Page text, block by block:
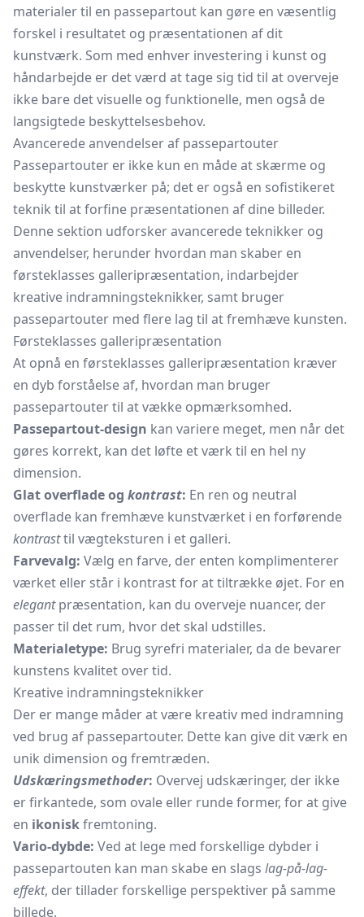
materialer til en passepartout kan gøre en væsentlig
forskel i resultatet og præsentationen af dit
kunstværk. Som med enhver investering i kunst og
håndarbejde er det værd at tage sig tid til at overveje
ikke bare det visuelle og funktionelle, men også de
langsigtede beskyttelsesbehov.
Avancerede anvendelser af passepartouter
Passepartouter er ikke kun en måde at skærme og
beskytte kunstværker på; det er også en sofistikeret
teknik til at forfine præsentationen af dine billeder.
Denne sektion udforsker avancerede teknikker og
anvendelser, herunder hvordan man skaber en
førsteklasses galleripræsentation, indarbejder
kreative indramningsteknikker, samt bruger
passepartouter med flere lag til at fremhæve kunsten.
Førsteklasses galleripræsentation
At opnå en førsteklasses galleripræsentation kræver
en dyb forståelse af, hvordan man bruger
passepartouter til at vække opmærksomhed.
Passepartout-design kan variere meget, men når det
gøres korrekt, kan det løfte et værk til en hel ny
dimension.
Glat overflade og kontrast: En ren og neutral
overflade kan fremhæve kunstværket i en forførende
kontrasttil vægteksturen i et galleri.
Farvevalg: Vælg en farve, der enten komplimenterer
værket eller står i kontrast for at tiltrække øjet. For en
elegantpræsentation, kan du overveje nuancer, der
passer til det rum, hvor det skal udstilles.
Materialetype: Brug syrefri materialer, da de bevarer
kunstens kvalitet over tid.
Kreative indramningsteknikker
Der er mange måder at være kreativ med indramning
ved brug af passepartouter. Dette kan give dit værk en
unik dimension og fremtræden.
Udskæringsmethoder: Overvej udskæringer, der ikke
er firkantede, som ovale eller runde former, for at give
en ikoniskfremtoning.
Vario-dybde: Ved at lege med forskellige dybder i
passepartouten kan man skabe en slags lag-på-lag-
effekt, der tillader forskellige perspektiver på samme
billede.